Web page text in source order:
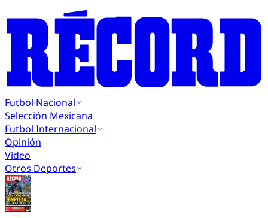
Futbol Nacional
Selección Mexicana
Futbol Internacional
Opinión
Video
Otros Deportes